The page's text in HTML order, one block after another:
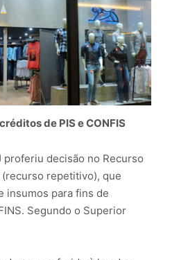
de PIS e CONFIS
proferiu decisão no Recurso
(recurso repetitivo), que
insumos para fins de
Segundo o Superior